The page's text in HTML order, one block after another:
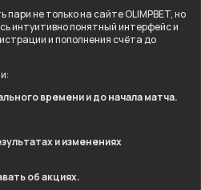
не только на сайте OLIMPBET, но
интуитивно понятный интерфейс и
и пополнения счёта до
времени и до начала матча.
и изменениях
об акциях.